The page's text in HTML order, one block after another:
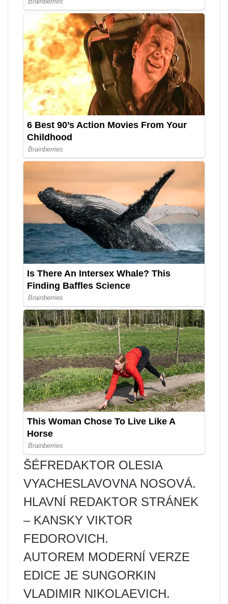
ŠÉFREDAKTOR OLESIA
VYACHESLAVOVNA NOSOVÁ.
HLAVNÍ REDAKTOR STRÁNEK
– KANSKY VIKTOR
FEDOROVICH.
AUTOREM MODERNÍ VERZE
EDICE JE SUNGORKIN
VLADIMIR NIKOLAEVICH.